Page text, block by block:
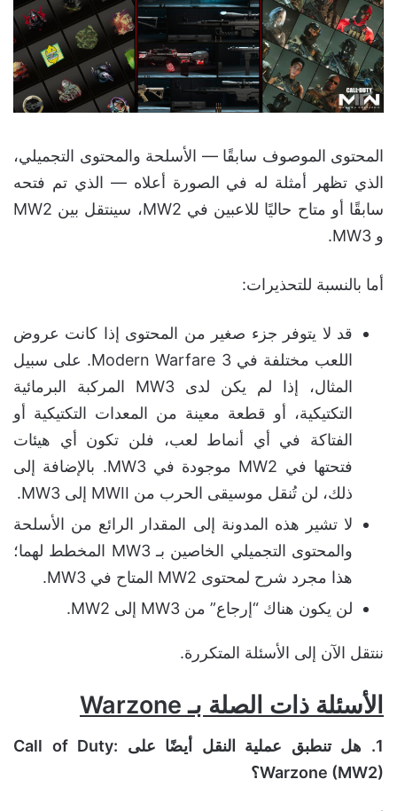
المحتوى الموصوف سابقًا — الأسلحة والمحتوى التجميلي،
الذي تظهر أمثلة له في الصورة أعلاه — الذي تم فتحه
سابقًا أو متاح حاليًا للاعبين في MW2، سينتقل بين MW2
و MW3.
أما بالنسبة للتحذيرات:
قد لا يتوفر جزء صغير من المحتوى إذا كانت عروض
اللعب مختلفة في
Modern Warfare 3. على سبيل
المثال، إذا لم يكن لدى MW3 المركبة البرمائية
التكتيكية، أو قطعة معينة من المعدات التكتيكية أو
الفتاكة في أي أنماط لعب، فلن تكون أي هيئات
فتحتها في MW2 موجودة في MW3. بالإضافة إلى
ذلك، لن تُنقل موسيقى الحرب من MWII إلى MW3.
لا تشير هذه المدونة إلى المقدار الرائع من الأسلحة
والمحتوى التجميلي الخاصين بـ MW3 المخطط لهما؛
هذا مجرد شرح لمحتوى MW2 المتاح في MW3.
لن يكون هناك “إرجاع” من MW3 إلى MW2.
ننتقل الآن إلى الأسئلة المتكررة.
الأسئلة ذات الصلة بـ Warzone
1. هل تنطبق عملية النقل أيضًا على
Call of Duty:
Warzone (MW2)؟